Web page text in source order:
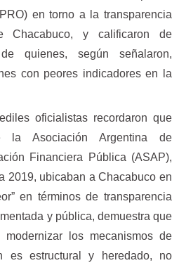
en torno a la transparencia
Chacabuco, y calificaron de
quienes, según señalaron,
con peores indicadores en la
oficialistas recordaron que
la Asociación Argentina de
Financiera Pública (ASAP),
2019, ubicaban a Chacabuco en
en términos de transparencia
y pública, demuestra que
los mecanismos de
es estructural y heredado, no